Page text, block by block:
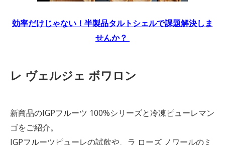
効率だけじゃない！半製品タルトシェルで課題解決しま
せんか？
レ ヴェルジェ ボワロン
新商品のIGPフルーツ 100%シリーズと冷凍ピューレマン
ゴをご紹介。
IGPフルーツピューレの試飲や、ラ ローズ ノワールのミ